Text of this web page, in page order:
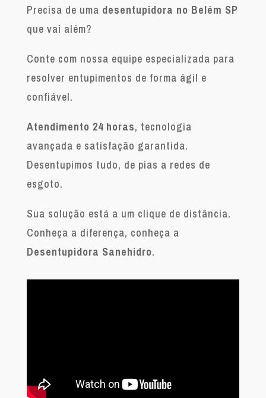
Precisa de uma desentupidora no Belém SP
que vai além?
Conte com nossa equipe especializada para
resolver entupimentos de forma ágil e
confiável.
Atendimento 24 horas, tecnologia
avançada e satisfação garantida.
Desentupimos tudo, de pias a redes de
esgoto.
Sua solução está a um clique de distância.
Conheça a diferença, conheça a
Desentupidora Sanehidro.